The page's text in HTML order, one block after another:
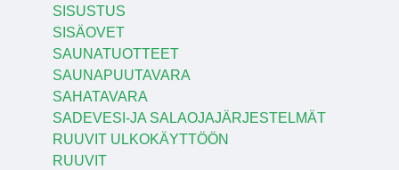
SISUSTUS
SISÄOVET
SAUNATUOTTEET
SAUNAPUUTAVARA
SAHATAVARA
SADEVESI-JA SALAOJAJÄRJESTELMÄT
RUUVIT ULKOKÄYTTÖÖN
RUUVIT